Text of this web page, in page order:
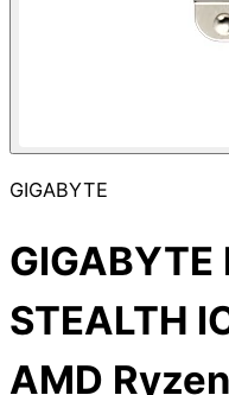
GIGABYTE
GIGABYTE
STEALTH
AMD